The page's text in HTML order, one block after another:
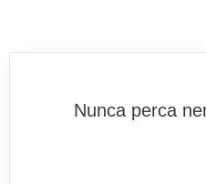
Nunca perca